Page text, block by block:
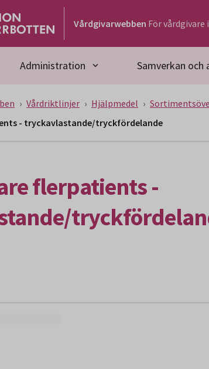
Vårdgivarwebben För
Administration Samverkan och
Vårdriktlinjer Hjälpmedel
- tryckavlastande/tryckfördelande
flerpatients -